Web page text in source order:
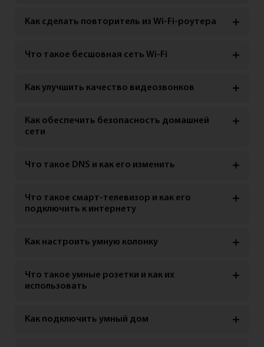
Как сделать повторитель из Wi-Fi-роутера
Что такое бесшовная сеть Wi-Fi
Как улучшить качество видеозвонков
Как обеспечить безопасность домашней
сети
Что такое DNS и как его изменить
Что такое смарт-телевизор и как его
подключить к интернету
Как настроить умную колонку
Что такое умные розетки и как их
использовать
Как подключить умный дом